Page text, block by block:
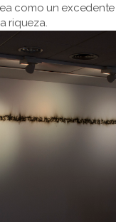
como un
riqueza.